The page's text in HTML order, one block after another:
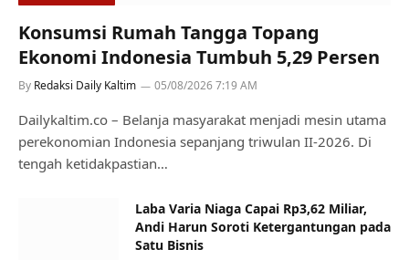
Konsumsi Rumah Tangga Topang
Ekonomi Indonesia Tumbuh 5,29 Persen
By Redaksi Daily Kaltim 05/08/2026 7:19 AM
Dailykaltim.co – Belanja masyarakat menjadi mesin utama
perekonomian Indonesia sepanjang triwulan II-2026. Di
tengah ketidakpastian…
Laba Varia Niaga Capai Rp3,62 Miliar,
Andi Harun Soroti Ketergantungan pada
Satu Bisnis